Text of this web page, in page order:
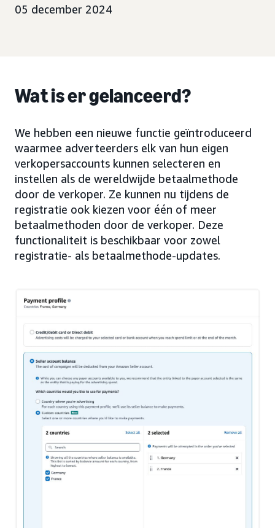
05 december 2024
Wat is er gelanceerd?
We hebben een nieuwe functie geïntroduceerd
waarmee adverteerders elk van hun eigen
verkopersaccounts kunnen selecteren en
instellen als de wereldwijde betaalmethode
door de verkoper. Ze kunnen nu tijdens de
registratie ook kiezen voor één of meer
betaalmethoden door de verkoper. Deze
functionaliteit is beschikbaar voor zowel
registratie- als betaalmethode-updates.